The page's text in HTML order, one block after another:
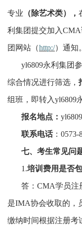
专业 （除艺术类），
利集团提交加入CMA
团网站（http:/）通知。
yl6809永利集团
综合情况进行筛选，
组班，即转入yl6809
报名地点：
联系电话： 0573-
七、考生常见问
1.培训费用是否
答： CMA学员注
是IMA协会收取的，
缴纳时间根据注册考